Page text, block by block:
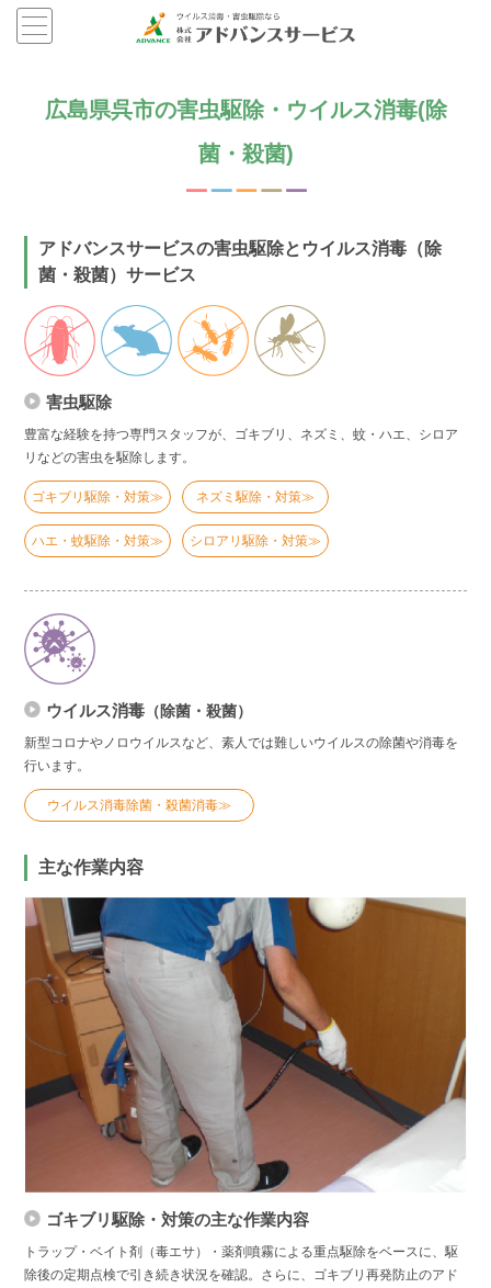
広島県呉市の害虫駆除・ウイルス消毒(除
菌・殺菌)
アドバンスサービスの害虫駆除とウイルス消毒（除
菌・殺菌）サービス
害虫駆除
豊富な経験を持つ専門スタッフが、ゴキブリ、ネズミ、蚊・ハエ、シロア
リなどの害虫を駆除します。
ゴキブリ駆除・対策≫ ネズミ駆除・対策≫
ハエ・蚊駆除・対策≫ シロアリ駆除・対策≫
ウイルス消毒 （除菌・殺菌）
新型コロナやノロウイルスなど、素人では難しいウイルスの除菌や消毒を
行います。
ウイルス消毒除菌・殺菌消毒≫
主な作業内容
ゴキブリ駆除・対策の主な作業内容
トラップ・ベイト剤（毒エサ）・薬剤噴霧による重点駆除をベースに、駆
除後の定期点検で引き続き状況を確認。さらに、ゴキブリ再発防止のアド